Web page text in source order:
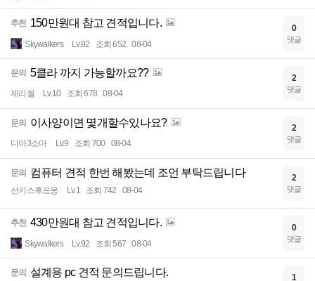
추천 150만원대 참고 견적입니다.
Skywalkers Lv.92 조회 652 08-04
0
댓글
문의 5클라 까지 가능할까요??
제리젤 Lv.10 조회 678 08-04
2
댓글
문의 이사양이면 몇개할수있나요?
디아3소마 Lv.9 조회 700 08-04
2
댓글
문의 컴퓨터 견적 한번 해봤는데 조언 부탁드립니다
선키스후포옹 Lv.1 조회 742 08-04
2
댓글
추천 430만원대 참고 견적입니다.
Skywalkers Lv.92 조회 567 08-04
0
댓글
문의 설계용 pc 견적 문의드립니다. 1